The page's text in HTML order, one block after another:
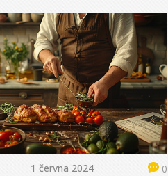
1 června 2024 0